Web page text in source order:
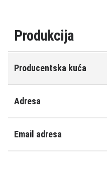
Produkcija
Producentska kuća
Adresa
Email adresa